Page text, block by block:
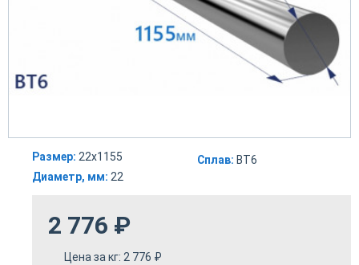
Размер: 22х1155
Диаметр, мм: 22
Сплав: ВТ6
2 776 ₽
Цена за кг: 2 776 ₽